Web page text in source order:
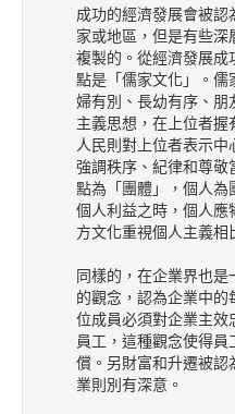
成功的經濟發展會被
家或地區，但是有些
複製的。從經濟發展
點是「儒家文化」。
婦有別、長幼有序、
主義思想，在上位者
人民則對上位者表示
強調秩序、紀律和尊
點為「團體」，個人
個人利益之時，個人
方文化重視個人主義相
同樣的，在企業界也是
的觀念，認為企業中
位成員必須對企業主
員工，這種觀念使得
償。另財富和升遷被
業則別有深意。